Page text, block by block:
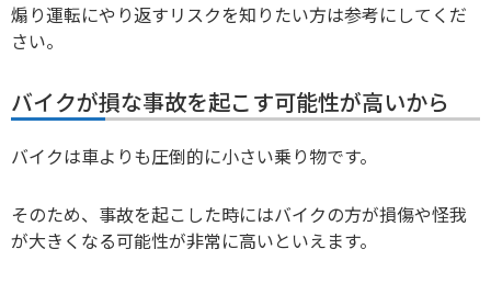
煽り運転にやり返すリスクを知りたい方は参考にしてくだ
さい。
バイクが損な事故を起こす可能性が高いから
バイクは車よりも圧倒的に小さい乗り物です。
そのため、事故を起こした時にはバイクの方が損傷や怪我
が大きくなる可能性が非常に高いといえます。